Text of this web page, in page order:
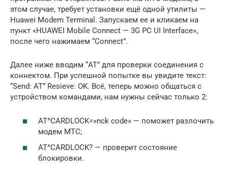
этом случае, требует установки ещё одной утилиты —
Huawei Modem Terminal. Запускаем ее и кликаем на
пункт «HUAWEI Mobile Connect — 3G PC UI Interface»,
после чего нажимаем “Connect”.
Далее ниже вводим “AT” для проверки соединения с
коннектом. При успешной попытке вы увидите текст:
“Send: AT” Resieve: OK. Всё, теперь можно общаться с
устройством командами, нам нужны сейчас только 2:
AT^CARDLOCK=»nck code» — поможет разлочить
модем МТС;
AT^CARDLOCK? — проверит состояние
блокировки.